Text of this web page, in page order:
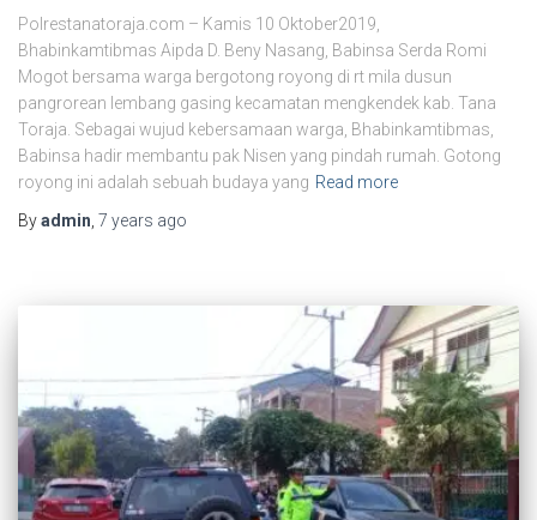
Polrestanatoraja.com – Kamis 10 Oktober2019,
Bhabinkamtibmas Aipda D. Beny Nasang, Babinsa Serda Romi
Mogot bersama warga bergotong royong di rt mila dusun
pangrorean lembang gasing kecamatan mengkendek kab. Tana
Toraja. Sebagai wujud kebersamaan warga, Bhabinkamtibmas,
Babinsa hadir membantu pak Nisen yang pindah rumah. Gotong
royong ini adalah sebuah budaya yang Read more
Byadmin, 7 years ago